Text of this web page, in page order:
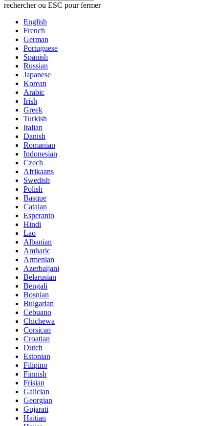
rechercher ou ESC pour fermer
English
French
German
Portuguese
Spanish
Russian
Japanese
Korean
Arabic
Irish
Greek
Turkish
Italian
Danish
Romanian
Indonesian
Czech
Afrikaans
Swedish
Polish
Basque
Catalan
Esperanto
Hindi
Lao
Albanian
Amharic
Armenian
Azerbaijani
Belarusian
Bengali
Bosnian
Bulgarian
Cebuano
Chichewa
Corsican
Croatian
Dutch
Estonian
Filipino
Finnish
Frisian
Galician
Georgian
Gujarati
Haitian